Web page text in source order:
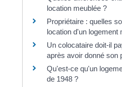
location meublée ?
Propriétaire : quelles
location d'un logement
Un colocataire doit-il
après avoir donné son
Qu'est-ce qu'un
de 1948 ?